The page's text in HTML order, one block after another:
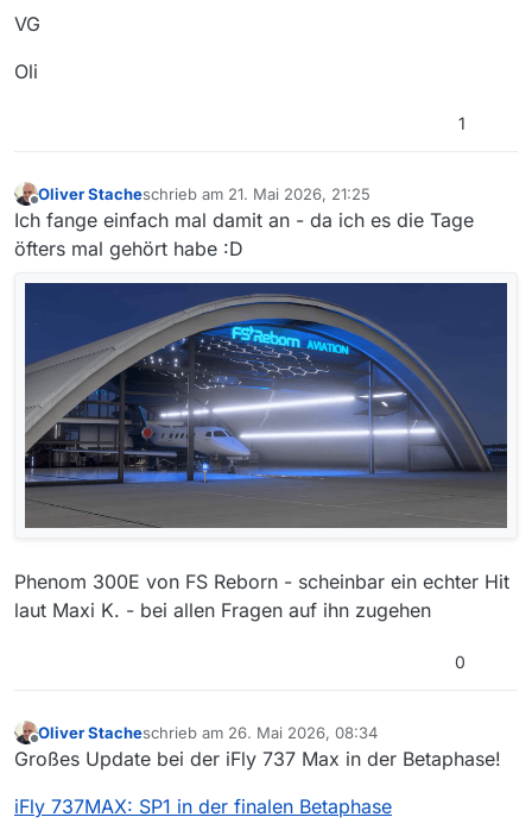
VG
Oli
1
Offline
Oliver Stacheschrieb am 21. Mai 2026, 21:25
zuletzt editiert von
Ich fange einfach mal damit an - da ich es die Tage
öfters mal gehört habe :D
Phenom 300E von FS Reborn - scheinbar ein echter Hit
laut Maxi K. - bei allen Fragen auf ihn zugehen
0
Offline
Oliver Stacheschrieb am 26. Mai 2026, 08:34
zuletzt editiert von
Großes Update bei der iFly 737 Max in der Betaphase!
iFly 737MAX: SP1 in der finalen Betaphase